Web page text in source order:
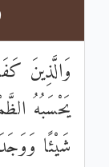
وَالَّذِينَ
يَحْسَبُهُ
شَيْئًا